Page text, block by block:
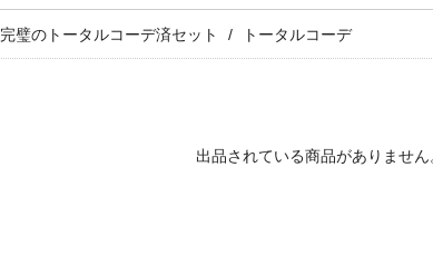
完璧のトータルコーデ済セット トータルコーデ
出品されている商品がありません